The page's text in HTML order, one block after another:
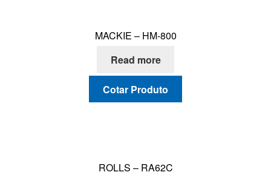
MACKIE – HM-800
Read more
Cotar Produto
ROLLS – RA62C